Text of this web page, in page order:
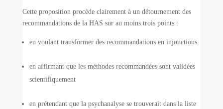
Cette proposition procède clairement à un détournement des
recommandations de la HAS sur au moins trois points :
en voulant transformer des recommandations en injonctions
en affirmant que les méthodes recommandées sont validées
scientifiquement
en prétendant que la psychanalyse se trouverait dans la liste